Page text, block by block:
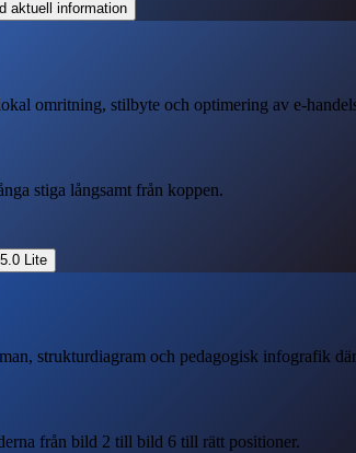
omritning, stilbyte och optimering av e-
stiga långsamt från koppen.
strukturdiagram och pedagogisk infografik
från bild 2 till bild 6 till rätt positioner.